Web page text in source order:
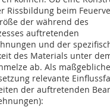
Rissbildung beim
der während des
auftretenden
und der
des Materials unter
ab. Als
relevante
der auftretenden